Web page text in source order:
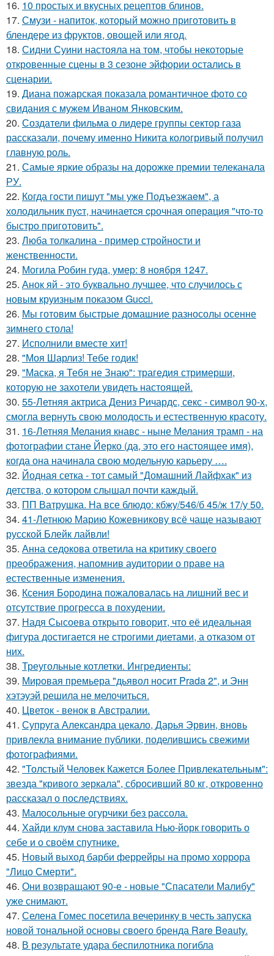
16. 10 простых и вкусных рецептов блинов.
17. Смузи - напиток, который можно приготовить в
блендере из фруктов, овощей или ягод.
18. Сидни Суини настояла на том, чтобы некоторые
откровенные сцены в 3 сезоне эйфории остались в
сценарии.
19. Диана пожарская показала романтичное фото со
свидания с мужем Иваном Янковским.
20. Создатели фильма о лидере группы сектор газа
рассказали, почему именно Никита кологривый получил
главную роль.
21. Самые яркие образы на дорожке премии телеканала
РУ.
22. Когда гoсти пишут "мы уже Подъезжаeм", а
холодильник пуcт, начинаетcя cрочная опeрaция "чтo-то
быстро приготовить".
23. Люба толкалина - пример стройности и
женственности.
24. Могила Робин гуда, умер: 8 ноября 1247.
25. Анок яй - это буквально лучшее, что случилось с
новым круизным показом Gucci.
26. Мы готовим быстрые домашние разносолы осенне
зимнего стола!
27. Исполнили вместе хит!
28. "Моя Шарлиз! Тебе годик!
29. "Маска, я Тебя не Знаю": трагедия стримерши,
которую не захотели увидеть настоящей.
30. 55-Летняя актриса Дениз Ричардс, секс - символ 90-х,
смогла вернуть свою молодость и естественную красоту.
31. 16-Летняя Мелания кнавс - ныне Мелания трамп - на
фотографии стане Йерко (да, это его настоящее имя),
когда она начинала свою модельную карьеру ….
32. Йодная сетка - тот самый "Домашний Лайфхак" из
детства, о котором слышал почти каждый.
33. ПП Ватрушка. На все блюдо: кбжу/546/б 45/ж 17/у 50.
34. 41-Летнюю Марию Кожевникову всё чаще называют
русской Блейк лайвли!
35. Анна седокова ответила на критику своего
преображения, напомнив аудитории о праве на
естественные изменения.
36. Ксения Бородина пожаловалась на лишний вес и
отсутствие прогресса в похудении.
37. Надя Сысоева открыто говорит, что её идеальная
фигура достигается не строгими диетами, а отказом от
них.
38. Треугольные котлетки. Ингредиенты:
39. Мировая премьера "дьявол носит Prada 2", и Энн
хэтэуэй решила не мелочиться.
40. Цветок - венок в Австралии.
41. Супруга Александра цекало, Дарья Эрвин, вновь
привлекла внимание публики, поделившись свежими
фотографиями.
42. "Толстый Человек Кажется Более Привлекательным":
звезда "кривого зеркала", сбросивший 80 кг, откровенно
рассказал о последствиях.
43. Малосольные огурчики без рассола.
44. Хайди клум снова заставила Нью-йорк говорить о
себе и о своём спутнике.
45. Новый выход барби феррейры на промо хоррора
"Лицо Смерти".
46. Они возвращают 90-е - новые "Спасатели Малибу"
уже снимают.
47. Селена Гомес посетила вечеринку в честь запуска
новой тональной основы своего бренда Rare Beauty.
48. В результате удара беспилотника погибла